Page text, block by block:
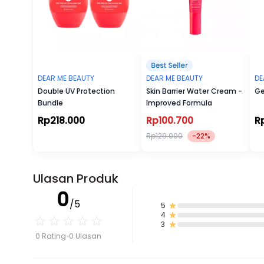
DEAR ME BEAUTY
Double UV Protection
Bundle
Rp218.000
DEAR ME BEAUTY
Skin Barrier Water Cream -
Improved Formula
Rp100.700
Rp129.000 -22%
Ulasan Produk
0/5
0 Rating 0 Ulasan
5
4
3